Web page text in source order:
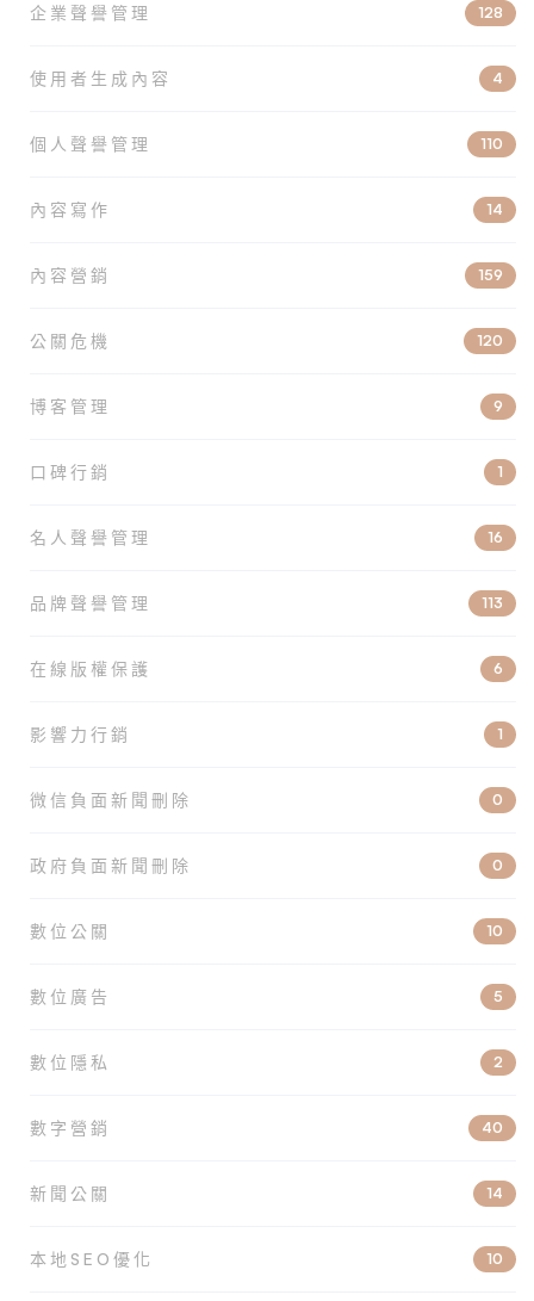
企業聲譽管理 128
使用者生成內容 4
個人聲譽管理 110
內容寫作 14
內容營銷 159
公關危機 120
博客管理 9
口碑行銷 1
名人聲譽管理 16
品牌聲譽管理 113
在線版權保護 6
影響力行銷 1
微信負面新聞刪除 0
政府負面新聞刪除 0
數位公關 10
數位廣告 5
數位隱私 2
數字營銷 40
新聞公關 14
本地SEO優化 10